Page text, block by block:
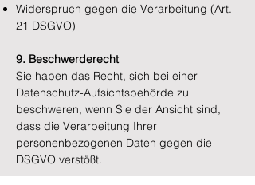
Widerspruch gegen die Verarbeitung (Art.
21 DSGVO)
9. Beschwerderecht
Sie haben das Recht, sich bei einer
Datenschutz-Aufsichtsbehörde zu
beschweren, wenn Sie der Ansicht sind,
dass die Verarbeitung Ihrer
personenbezogenen Daten gegen die
DSGVO verstößt.